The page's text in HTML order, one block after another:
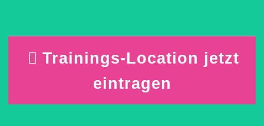
Trainings-Location jetzt
eintragen